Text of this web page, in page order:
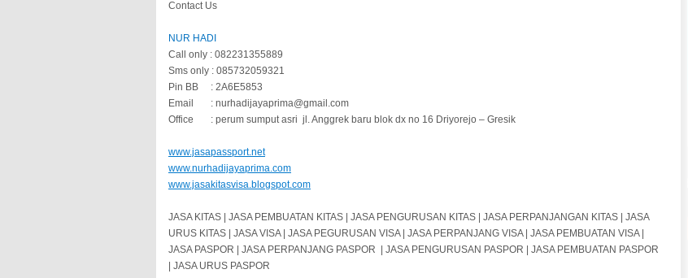
Contact Us
NUR HADI
Call only : 082231355889
Sms only : 085732059321
Pin BB
: 2A6E5853
Email
: nurhadijayaprima@gmail.com
Office
: perum sumput asri jl. Anggrek baru blok dx no 16 Driyorejo – Gresik
www.jasapassport.net
www.nurhadijayaprima.com
www.jasakitasvisa.blogspot.com
JASA KITAS | JASA PEMBUATAN KITAS | JASA PENGURUSAN KITAS | JASA PERPANJANGAN KITAS | JASA
URUS KITAS | JASA VISA | JASA PEGURUSAN VISA | JASA PERPANJANG VISA | JASA PEMBUATAN VISA |
JASA PASPOR | JASA PERPANJANG PASPOR
| JASA PENGURUSAN PASPOR | JASA PEMBUATAN PASPOR
| JASA URUS PASPOR